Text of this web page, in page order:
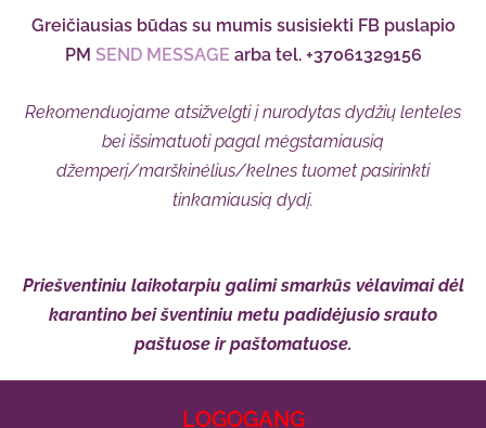
Greičiausias būdas su mumis susisiekti FB puslapio
PM SEND MESSAGE arba tel. +37061329156
Rekomenduojame atsižvelgti į nurodytas dydžių lenteles
bei išsimatuoti pagal mėgstamiausią
džemperį/marškinėlius/kelnes tuomet pasirinkti
tinkamiausią dydį.
Priešventiniu laikotarpiu galimi smarkūs vėlavimai dėl
karantino bei šventiniu metu padidėjusio srauto
paštuose ir paštomatuose.
LOGOGANG